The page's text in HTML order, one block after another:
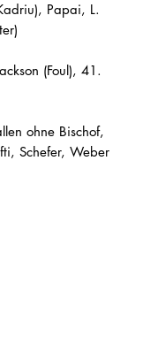
Papai, L.
(Foul), 41.
ohne Bischof,
Schefer, Weber